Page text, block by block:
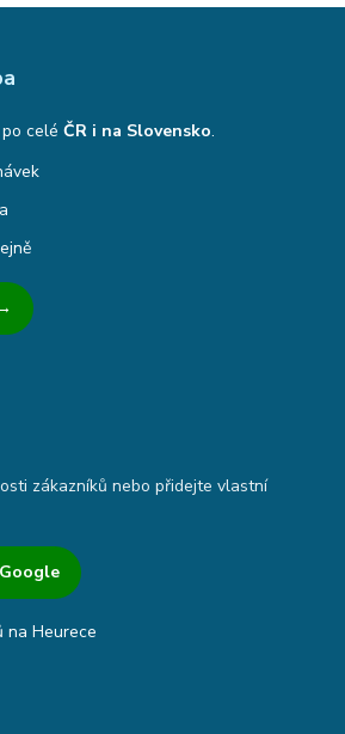
po celéČR i na Slovensko.
zákazníků nebo přidejte vlastní
na Heurece